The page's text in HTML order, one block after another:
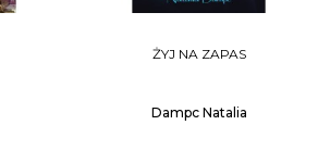
ŻYJ NA ZAPAS
Dampc Natalia